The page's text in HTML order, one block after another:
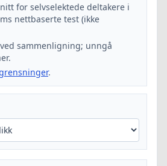
for selvselektede deltakere i
nettbaserte test (ikke
sammenligning; unngå
.